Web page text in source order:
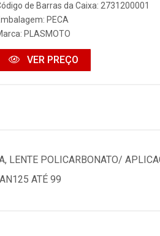
de Barras da Caixa: 2731200001
PECA
PLASMOTO
VER PREÇO
LENTE POLICARBONATO/
ATÉ 99